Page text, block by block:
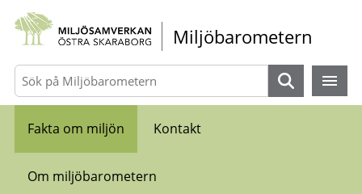
Gå direkt till sidans innehåll
Miljöbarometern
Sök
Fakta om miljön Kontakt
Om miljöbarometern